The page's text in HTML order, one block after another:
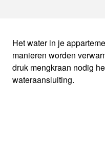
Het water in je
manieren worden
druk mengkraan nodig
wateraansluiting.